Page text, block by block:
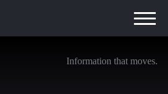
Information that moves.